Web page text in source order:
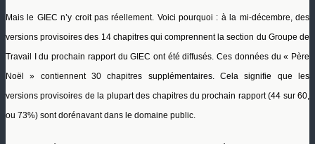
Mais le GIEC n’y croit pas réellement. Voici pourquoi : à la mi-décembre, des
versions provisoires des 14 chapitres qui comprennent la section du Groupe de
Travail I du prochain rapport du GIEC ont été diffusés. Ces données du « Père
Noël » contiennent 30 chapitres supplémentaires.Cela signifie que les
versions provisoires de la plupart des chapitres du prochain rapport (44 sur 60,
ou 73%) sont dorénavant dans le domaine public.